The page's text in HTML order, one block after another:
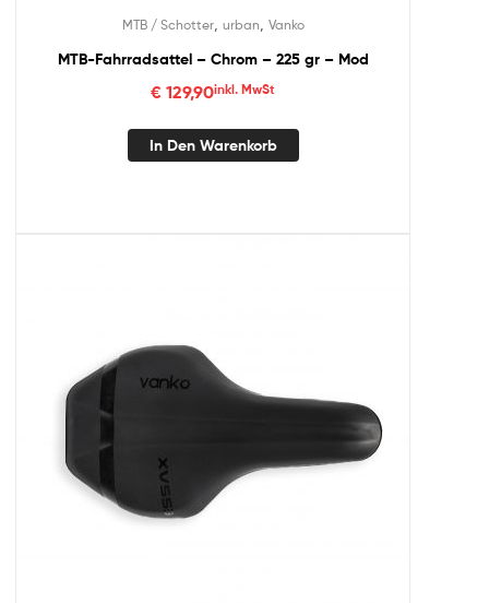
MTB / Schotter, urban Vanko
MTB-Fahrradsattel – Chrom – 225 gr – Mod
€ 129,90inkl. MwSt
In Den Warenkorb